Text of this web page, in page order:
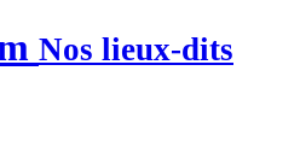
Nos lieux-dits